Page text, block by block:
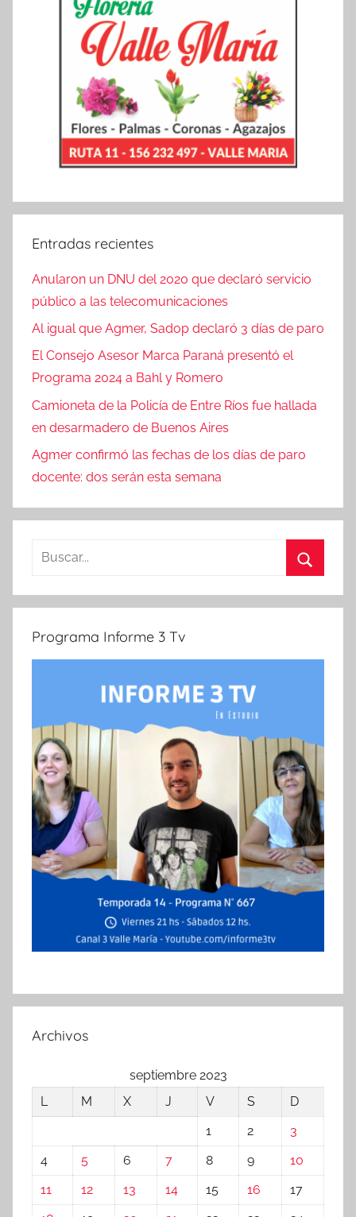
Entradas recientes
Anularon un DNU del 2020 que declaró servicio
público a las telecomunicaciones
Al igual que Agmer, Sadop declaró 3 días de paro
El Consejo Asesor Marca Paraná presentó el
Programa 2024 a Bahl y Romero
Camioneta de la Policía de Entre Ríos fue hallada
en desarmadero de Buenos Aires
Agmer confirmó las fechas de los días de paro
docente: dos serán esta semana
Buscar:
Programa Informe 3 Tv
Archivos
septiembre 2023
L
M X J V S
D
1
2
3
4
5 6 7 8 9
10
11
12 13 14 15 16
17